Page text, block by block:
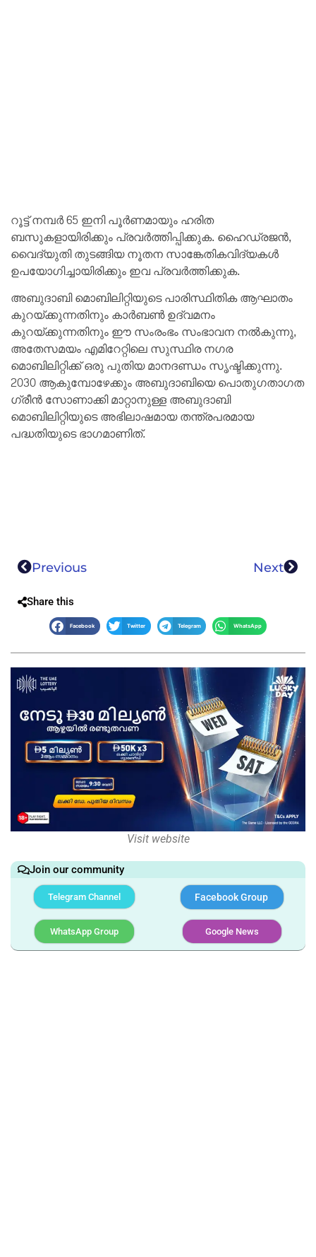
റൂട്ട് നമ്പർ 65 ഇനി പൂർണമായും ഹരിത
ബസുകളായിരിക്കും പ്രവർത്തിപ്പിക്കുക. ഹൈഡ്രജൻ,
വൈദ്യുതി തുടങ്ങിയ നൂതന സാങ്കേതികവിദ്യകൾ
ഉപയോഗിച്ചായിരിക്കും ഇവ പ്രവർത്തിക്കുക.
അബുദാബി മൊബിലിറ്റിയുടെ പാരിസ്ഥിതിക ആഘാതം
കുറയ്ക്കുന്നതിനും കാർബൺ ഉദ്‌വമനം
കുറയ്ക്കുന്നതിനും ഈ സംരംഭം സംഭാവന നൽകുന്നു,
അതേസമയം എമിറേറ്റിലെ സുസ്ഥിര നഗര
മൊബിലിറ്റിക്ക് ഒരു പുതിയ മാനദണ്ഡം സൃഷ്ടിക്കുന്നു.
2030 ആകുമ്പോഴേക്കും അബുദാബിയെ പൊതുഗതാഗത
ഗ്രീൻ സോണാക്കി മാറ്റാനുള്ള അബുദാബി
മൊബിലിറ്റിയുടെ അഭിലാഷമായ തന്ത്രപരമായ
പദ്ധതിയുടെ ഭാഗമാണിത്.
Previous Next
Share this
Facebook Twitter Telegram WhatsApp
Visit website
Join our community
Telegram Channel Facebook Group
WhatsApp Group Google News